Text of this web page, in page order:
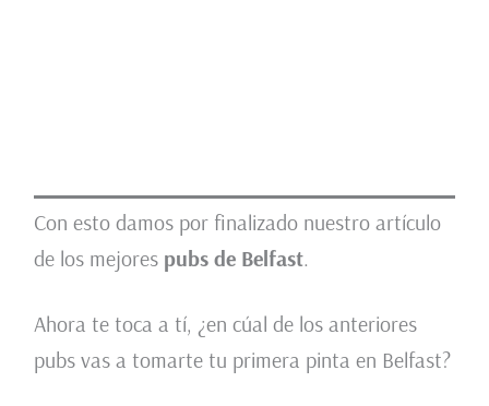
Con esto damos por finalizado nuestro artículo
de los mejores pubs de Belfast.
Ahora te toca a tí, ¿en cúal de los anteriores
pubs vas a tomarte tu primera pinta en Belfast?